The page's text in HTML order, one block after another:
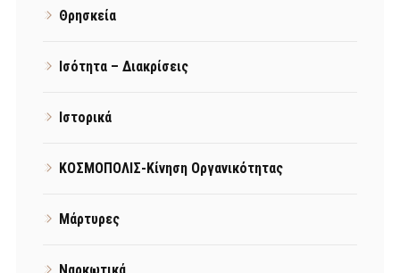
Θρησκεία
Ισότητα – Διακρίσεις
Ιστορικά
ΚΟΣΜΟΠΟΛΙΣ-Κίνηση Οργανικότητας
Μάρτυρες